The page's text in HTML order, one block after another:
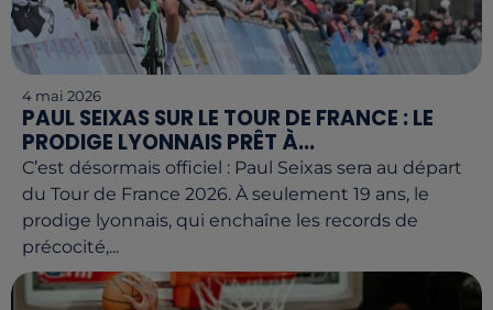
4 mai 2026
PAUL SEIXAS SUR LE TOUR DE FRANCE : LE
PRODIGE LYONNAIS PRÊT À...
C’est désormais officiel : Paul Seixas sera au départ
du Tour de France 2026. À seulement 19 ans, le
prodige lyonnais, qui enchaîne les records de
précocité,...